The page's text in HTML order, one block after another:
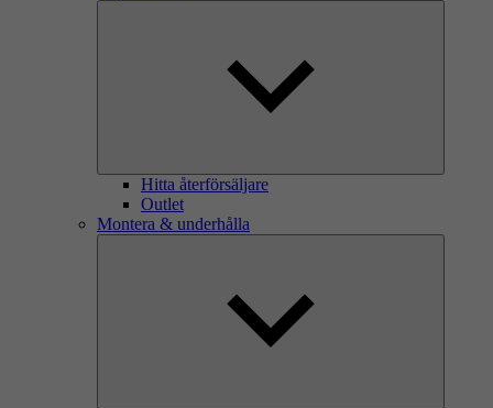
Hitta återförsäljare
Outlet
Montera & underhålla